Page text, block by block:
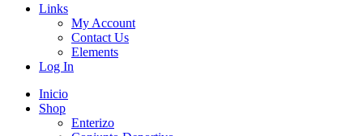
Links
My Account
Contact Us
Elements
Log In
Inicio
Shop
Enterizo